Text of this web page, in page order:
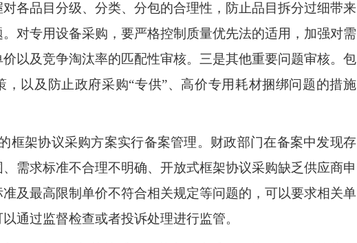
各品目分级、分类、分包的合理性，防止品目拆分过细带来
对专用设备采购，要严格控制质量优先法的适用，加强对需
价以及竞争淘汰率的匹配性审核。三是其他重要问题审核。包
，以及防止政府采购“专供”、高价专用耗材捆绑问题的措施
框架协议采购方案实行备案管理。财政部门在备案中发现存
需求标准不合理不明确、开放式框架协议采购缺乏供应商申
及最高限制单价不符合相关规定等问题的，可以要求相关单
通过监督检查或者投诉处理进行监管。